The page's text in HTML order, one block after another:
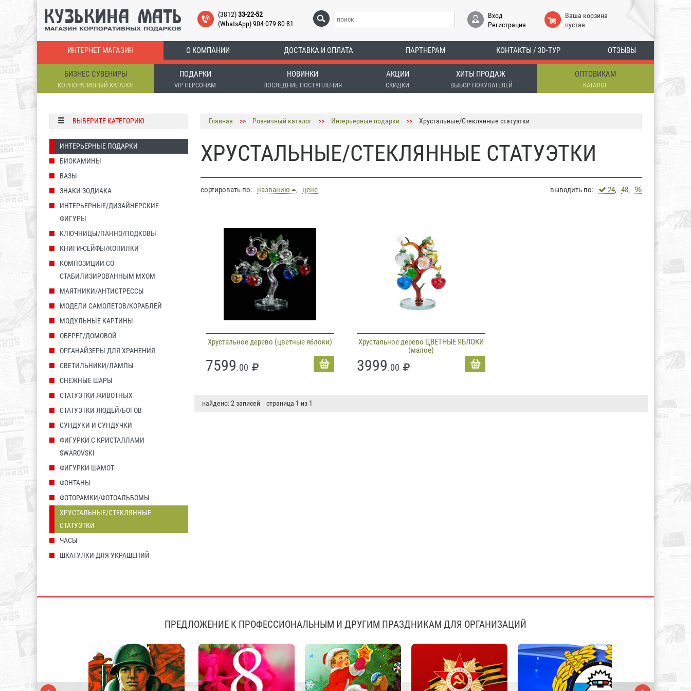
(3812)33-22-52
(WhatsApp) 904-079-80-81
Вход
Регистрация
Ваша корзина
пустая
ИНТЕРНЕТ МАГАЗИН О КОМПАНИИ ДОСТАВКА И ОПЛАТА ПАРТНЕРАМ КОНТАКТЫ / 3D-ТУР ОТЗЫВЫ
БИЗНЕС СУВЕНИРЫ
КОРПОРАТИВНЫЙ КАТАЛОГ
ПОДАРКИ
VIP ПЕРСОНАМ
НОВИНКИ
ПОСЛЕДНИЕ ПОСТУПЛЕНИЯ
АКЦИИ
СКИДКИ
ХИТЫ ПРОДАЖ
ВЫБОР ПОКУПАТЕЛЕЙ
ОПТОВИКАМ
КАТАЛОГ
ВЫБЕРИТЕ КАТЕГОРИЮ
ИНТЕРЬЕРНЫЕ ПОДАРКИ
БИОКАМИНЫ
ВАЗЫ
ЗНАКИ ЗОДИАКА
ИНТЕРЬЕРНЫЕ/ДИЗАЙНЕРСКИЕ
ФИГУРЫ
КЛЮЧНИЦЫ/ПАННО/ПОДКОВЫ
КНИГИ-СЕЙФЫ/КОПИЛКИ
КОМПОЗИЦИИ СО
СТАБИЛИЗИРОВАННЫМ МХОМ
МАЯТНИКИ/АНТИСТРЕССЫ
МОДЕЛИ САМОЛЕТОВ/КОРАБЛЕЙ
МОДУЛЬНЫЕ КАРТИНЫ
ОБЕРЕГ/ДОМОВОЙ
ОРГАНАЙЗЕРЫ ДЛЯ ХРАНЕНИЯ
СВЕТИЛЬНИКИ/ЛАМПЫ
СНЕЖНЫЕ ШАРЫ
СТАТУЭТКИ ЖИВОТНЫХ
СТАТУЭТКИ ЛЮДЕЙ/БОГОВ
СУНДУКИ И СУНДУЧКИ
ФИГУРКИ С КРИСТАЛЛАМИ
SWAROVSKI
ФИГУРКИ ШАМОТ
ФОНТАНЫ
ФОТОРАМКИ/ФОТОАЛЬБОМЫ
ХРУСТАЛЬНЫЕ/СТЕКЛЯННЫЕ
СТАТУЭТКИ
ЧАСЫ
ШКАТУЛКИ ДЛЯ УКРАШЕНИЙ
Главная >> Розничный каталог >> Интерьерные подарки >> Хрустальные/Стеклянные статуэтки
ХРУСТАЛЬНЫЕ/СТЕКЛЯННЫЕ СТАТУЭТКИ
сортировать по: названию , цене выводить по: 24, 48, 96
Хрустальное дерево (цветные яблоки)
7599.00
Хрустальное дерево ЦВЕТНЫЕ ЯБЛОКИ
(малое)
3999.00
найдено: 2 записей страница 1 из 1
ПРЕДЛОЖЕНИЕ К ПРОФЕССИОНАЛЬНЫМ И ДРУГИМ ПРАЗДНИКАМ ДЛЯ ОРГАНИЗАЦИЙ